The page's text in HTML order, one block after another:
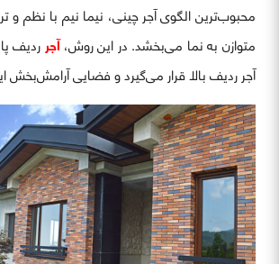
محبوب‌ترین الگوی آجر چینی، نیما نیم با نظم و
متوازن به نما می‌بخشد. در این روش،آجرردیف
آجر ردیف بالا قرار می‌گیرد و فضایی آرامش‌بخش